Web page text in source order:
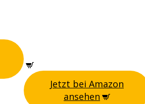
Jetzt bei Amazon
ansehen